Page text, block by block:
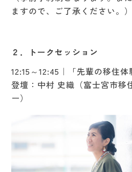
ますので、ご了承ください。）
２．トークセッション
12:15～12:45｜「先輩の移住体
登壇：中村 史織（富士宮市移
ー）